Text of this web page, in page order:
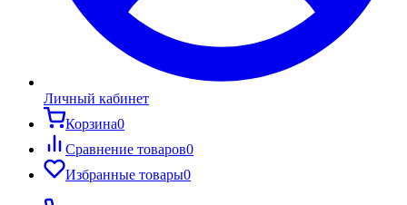
Личный кабинет
Корзина0
Сравнение товаров0
Избранные товары0